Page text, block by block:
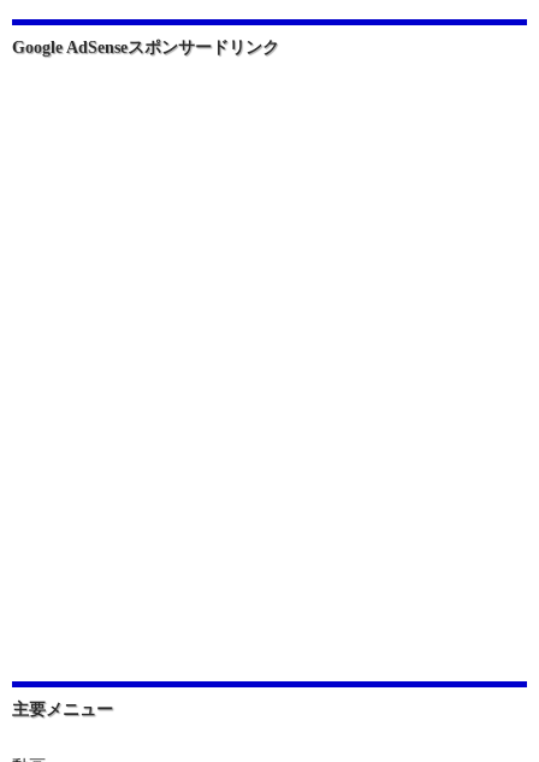
ョ
Google AdSenseスポンサードリンク
主要メニュー